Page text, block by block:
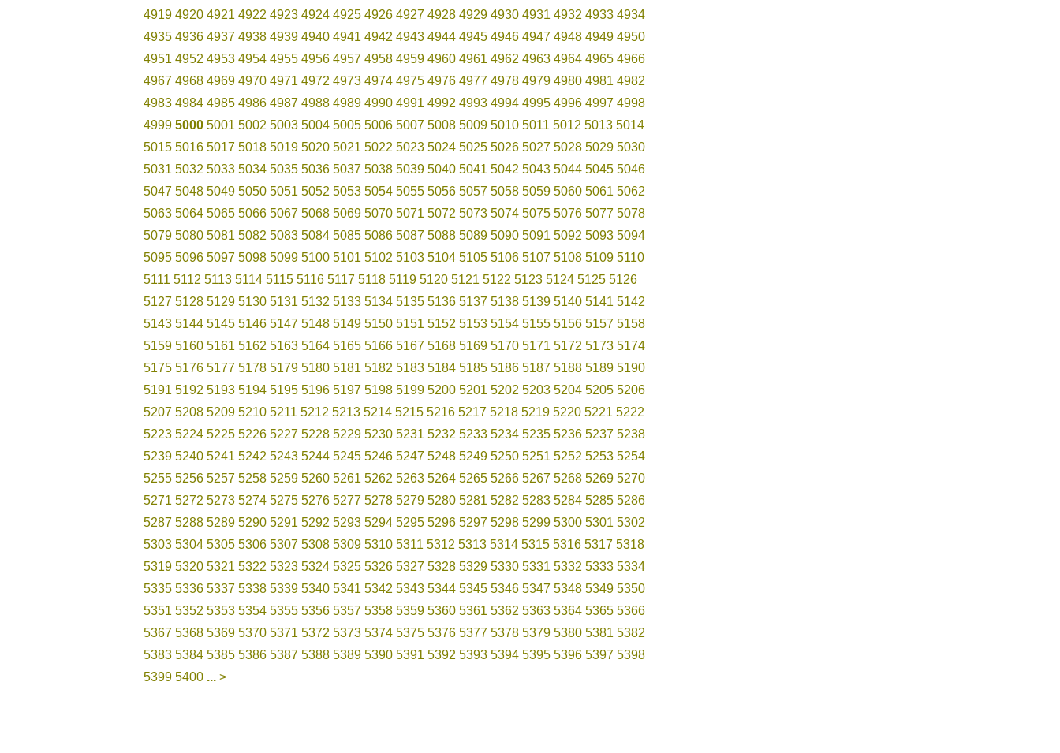
4919 4920 4921 4922 4923 4924 4925 4926 4927 4928 4929 4930 4931 4932 4933 4934
4935 4936 4937 4938 4939 4940 4941 4942 4943 4944 4945 4946 4947 4948 4949 4950
4951 4952 4953 4954 4955 4956 4957 4958 4959 4960 4961 4962 4963 4964 4965 4966
4967 4968 4969 4970 4971 4972 4973 4974 4975 4976 4977 4978 4979 4980 4981 4982
4983 4984 4985 4986 4987 4988 4989 4990 4991 4992 4993 4994 4995 4996 4997 4998
4999 5000 5001 5002 5003 5004 5005 5006 5007 5008 5009 5010 5011 5012 5013 5014
5015 5016 5017 5018 5019 5020 5021 5022 5023 5024 5025 5026 5027 5028 5029 5030
5031 5032 5033 5034 5035 5036 5037 5038 5039 5040 5041 5042 5043 5044 5045 5046
5047 5048 5049 5050 5051 5052 5053 5054 5055 5056 5057 5058 5059 5060 5061 5062
5063 5064 5065 5066 5067 5068 5069 5070 5071 5072 5073 5074 5075 5076 5077 5078
5079 5080 5081 5082 5083 5084 5085 5086 5087 5088 5089 5090 5091 5092 5093 5094
5095 5096 5097 5098 5099 5100 5101 5102 5103 5104 5105 5106 5107 5108 5109 5110
5111 5112 5113 5114 5115 5116 5117 5118 5119 5120 5121 5122 5123 5124 5125 5126
5127 5128 5129 5130 5131 5132 5133 5134 5135 5136 5137 5138 5139 5140 5141 5142
5143 5144 5145 5146 5147 5148 5149 5150 5151 5152 5153 5154 5155 5156 5157 5158
5159 5160 5161 5162 5163 5164 5165 5166 5167 5168 5169 5170 5171 5172 5173 5174
5175 5176 5177 5178 5179 5180 5181 5182 5183 5184 5185 5186 5187 5188 5189 5190
5191 5192 5193 5194 5195 5196 5197 5198 5199 5200 5201 5202 5203 5204 5205 5206
5207 5208 5209 5210 5211 5212 5213 5214 5215 5216 5217 5218 5219 5220 5221 5222
5223 5224 5225 5226 5227 5228 5229 5230 5231 5232 5233 5234 5235 5236 5237 5238
5239 5240 5241 5242 5243 5244 5245 5246 5247 5248 5249 5250 5251 5252 5253 5254
5255 5256 5257 5258 5259 5260 5261 5262 5263 5264 5265 5266 5267 5268 5269 5270
5271 5272 5273 5274 5275 5276 5277 5278 5279 5280 5281 5282 5283 5284 5285 5286
5287 5288 5289 5290 5291 5292 5293 5294 5295 5296 5297 5298 5299 5300 5301 5302
5303 5304 5305 5306 5307 5308 5309 5310 5311 5312 5313 5314 5315 5316 5317 5318
5319 5320 5321 5322 5323 5324 5325 5326 5327 5328 5329 5330 5331 5332 5333 5334
5335 5336 5337 5338 5339 5340 5341 5342 5343 5344 5345 5346 5347 5348 5349 5350
5351 5352 5353 5354 5355 5356 5357 5358 5359 5360 5361 5362 5363 5364 5365 5366
5367 5368 5369 5370 5371 5372 5373 5374 5375 5376 5377 5378 5379 5380 5381 5382
5383 5384 5385 5386 5387 5388 5389 5390 5391 5392 5393 5394 5395 5396 5397 5398
5399 5400 ... >